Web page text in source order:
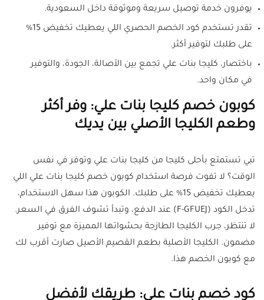
يوفرون خدمة توصيل سريعة وموثوقة داخل السعودية.
تقدر تستخدم كود الخصم الحصري اللي يعطيك تخفيض 15%
على طلبك لتوفير أكثر.
باختصار، كليجا بنات علي تجمع بين الأصالة، الجودة، والتوفير
في مكان واحد.
كوبون خصم كليجا بنات علي: وفر أكثر
وطعم الكليجا الأصلي بين يديك
تبي تستمتع بأحلى كليجا من كليجا بنات علي وتوفر في نفس
الوقت؟ لا تفوت فرصة استخدام كوبون خصم كليجا بنات علي اللي
يعطيك تخفيض 15% على طلبك. الكوبون هذا سهل الاستخدام،
تدخل الكود (F-GFUEJ) عند الدفع، وتبدأ تشوف الفرق في السعر.
لا تنتظر، جرب الكليجا الطازجة بحشواتها المميزة مع توفير
مضمون. الكليجا الأصلية بطعم القصيم الأصيل صارت أقرب لك
مع كوبون الخصم هذا.
كود خصم بنات علي: طريقك لأفضل